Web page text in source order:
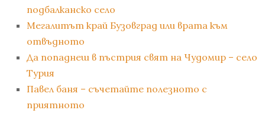
подбалканско село
Мегалитът край Бузовград или врата към
отвъдното
Да попаднеш в пъстрия свят на Чудомир – село
Турия
Павел баня – съчетайте полезното с
приятното